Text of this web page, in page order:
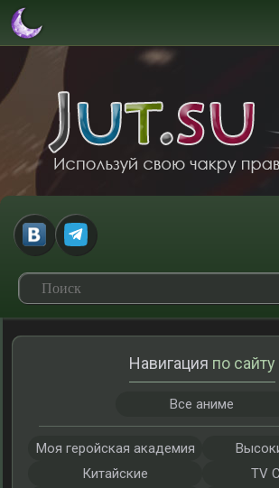
Навигация по сайту
Все аниме
Моя геройская академия
Китайские
TV